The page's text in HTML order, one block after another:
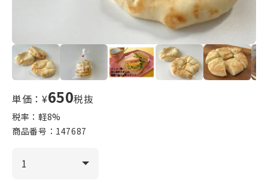
単価：¥650税抜
税率：軽8%
商品番号： 147687